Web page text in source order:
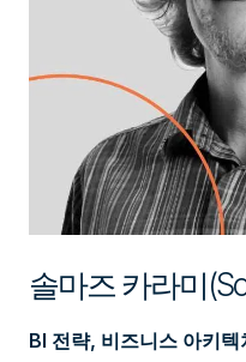
솔마즈 카라미
BI 전략, 비즈니스 아키